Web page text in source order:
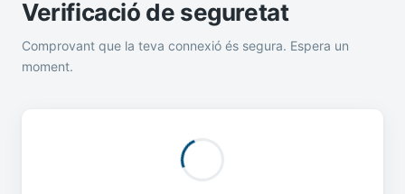
Verificació de seguretat
Comprovant que la teva connexió és segura. Espera un
moment.